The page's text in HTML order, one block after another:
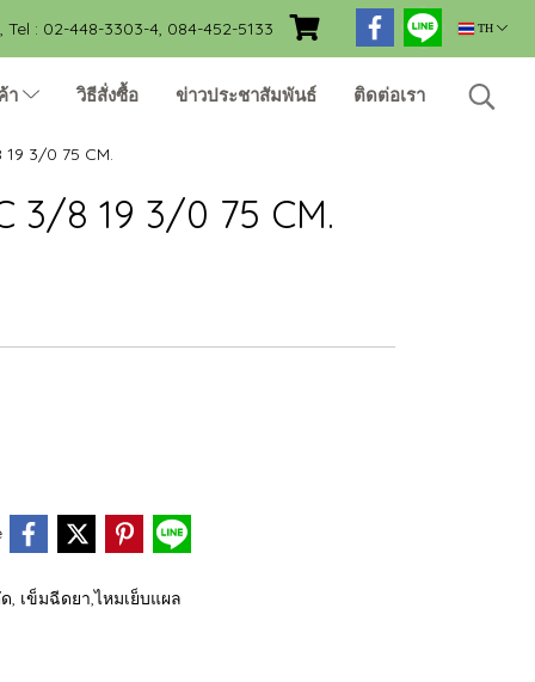
: 02-448-3303-4, 084-452-5133 TH
า วิธีสั่งซื้อ ข่าวประชาสัมพันธ์ ติดต่อเรา
19 3/0 75 CM.
3/8 19 3/0 75 CM.
, เข็มฉีดยา,ไหมเย็บแผล